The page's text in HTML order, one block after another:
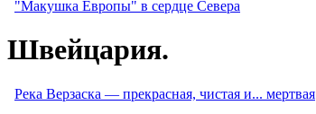
"Макушка Европы" в сердце Севера
Швейцария.
Река Верзаска — прекрасная, чистая и... мертвая